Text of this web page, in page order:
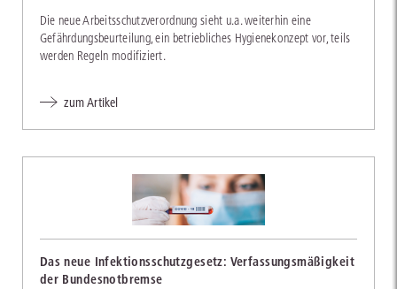
Die neue Arbeitsschutzverordnung sieht u.a. weiterhin eine
Gefährdungsbeurteilung, ein betriebliches Hygienekonzept vor, teils
werden Regeln modifiziert.
zum Artikel
Das neue Infektionsschutzgesetz: Verfassungsmäßigkeit
der Bundesnotbremse